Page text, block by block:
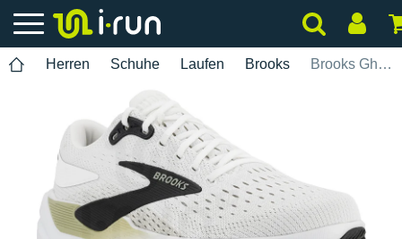
Herren Schuhe Laufen Brooks Brooks Ghost Max 3 Herren